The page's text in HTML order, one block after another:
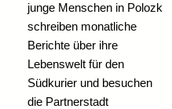
junge Menschen in Polozk
schreiben monatliche
Berichte über ihre
Lebenswelt für den
Südkurier und besuchen
die Partnerstadt